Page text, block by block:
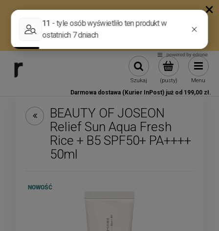
(pusty)
Szukaj Menu
Darmowa dostawa (Kurier InPost) już od 199,00 zł.
BEAUTY OF JOSEON
Relief Sun Aqua Fresh
Rice + B5 SPF50+ PA++++
50ml
NOWOŚĆ